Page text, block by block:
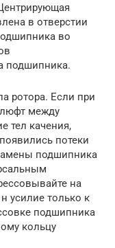
в отверстии
во
подшипника.
ротора. Если при
люфт между
тел качения,
потеки
подшипника
на
усилие только к
подшипника
кольцу